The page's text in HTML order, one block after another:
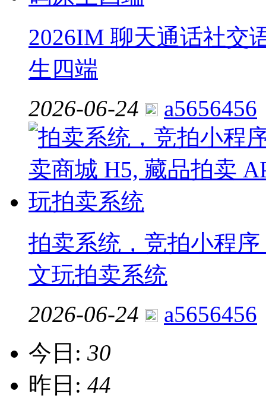
2026IM 聊天通话社交
生四端
2026-06-24
a5656456
拍卖系统，竞拍小程
文玩拍卖系统
2026-06-24
a5656456
今日: 30
昨日: 44